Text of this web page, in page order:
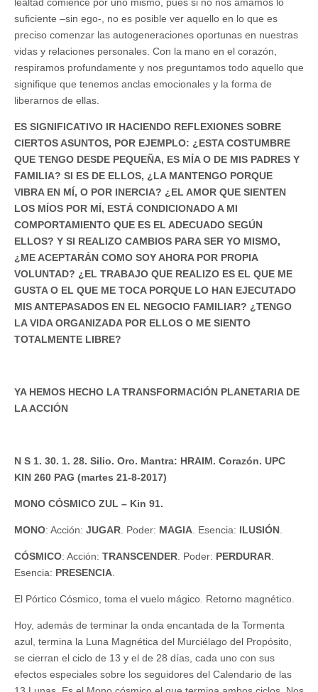
lealtad comience por uno mismo, pues si no nos amamos lo
suficiente –sin ego-, no es posible ver aquello en lo que es
preciso comenzar las autogeneraciones oportunas en nuestras
vidas y relaciones personales. Con la mano en el corazón,
respiramos profundamente y nos preguntamos todo aquello que
signifique que tenemos anclas emocionales y la forma de
liberarnos de ellas.
ES SIGNIFICATIVO IR HACIENDO REFLEXIONES SOBRE
CIERTOS ASUNTOS, POR EJEMPLO: ¿ESTA COSTUMBRE
QUE TENGO DESDE PEQUEÑA, ES MÍA O DE MIS PADRES Y
FAMILIA? SI ES DE ELLOS, ¿LA MANTENGO PORQUE
VIBRA EN MÍ, O POR INERCIA? ¿EL AMOR QUE SIENTEN
LOS MÍOS POR MÍ, ESTÁ CONDICIONADO A MI
COMPORTAMIENTO QUE ES EL ADECUADO SEGÚN
ELLOS? Y SI REALIZO CAMBIOS PARA SER YO MISMO,
¿ME ACEPTARÁN COMO SOY AHORA POR PROPIA
VOLUNTAD? ¿EL TRABAJO QUE REALIZO ES EL QUE ME
GUSTA O EL QUE ME TOCA PORQUE LO HAN EJECUTADO
MIS ANTEPASADOS EN EL NEGOCIO FAMILIAR? ¿TENGO
LA VIDA ORGANIZADA POR ELLOS O ME SIENTO
TOTALMENTE LIBRE?
YA HEMOS HECHO LA TRANSFORMACIÓN PLANETARIA DE
LA ACCIÓN
N S 1. 30. 1. 28. Silio. Oro. Mantra: HRAIM. Corazón. UPC
KIN 260 PAG (martes 21-8-2017)
MONO CÓSMICO ZUL – Kin 91.
MONO: Acción: JUGAR. Poder: MAGIA. Esencia: ILUSIÓN.
CÓSMICO: Acción: TRANSCENDER. Poder: PERDURAR.
Esencia: PRESENCIA.
El Pórtico Cósmico, toma el vuelo mágico. Retorno magnético.
Hoy, además de terminar la onda encantada de la Tormenta
azul, termina la Luna Magnética del Murciélago del Propósito,
se cierran el ciclo de 13 y el de 28 días, cada uno con sus
efectos especiales sobre los seguidores del Calendario de las